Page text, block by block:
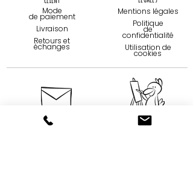
Mode
de paiement
Livraison
Retours et
échanges
Mentions légales
Politique
de
confidentialité
Utilisation de
cookies
Contact
Qui sommes-